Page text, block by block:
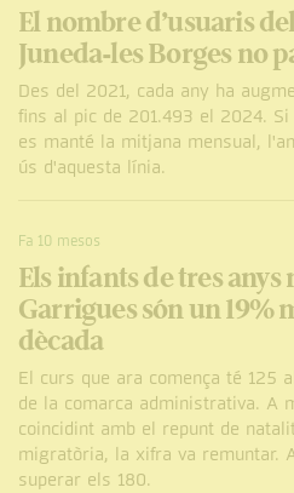
El nombre d’usuaris
Juneda-les Borges no
Des del 2021, cada any ha
fins al pic de 201.493 el 2024.
es manté la mitjana mensual,
ús d'aquesta línia.
Fa 10 mesos
Els infants de tres
Garrigues són un 19%
dècada
El curs que ara comença té 125
de la comarca administrativa. A
coincidint amb el repunt de
migratòria, la xifra va remuntar.
superar els 180.